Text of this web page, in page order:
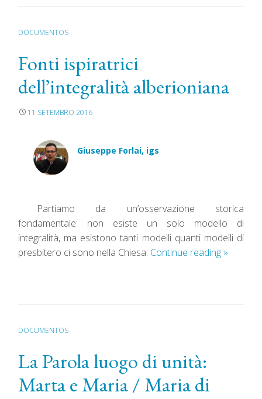
DOCUMENTOS
Fonti ispiratrici
dell’integralità alberioniana
11 SETEMBRO 2016
Giuseppe Forlai, igs
Partiamo da un’osservazione storica
fondamentale: non esiste un solo modello di
integralità, ma esistono tanti modelli quanti modelli di
presbitero ci sono nella Chiesa. Continue reading »
DOCUMENTOS
La Parola luogo di unità:
Marta e Maria / Maria di